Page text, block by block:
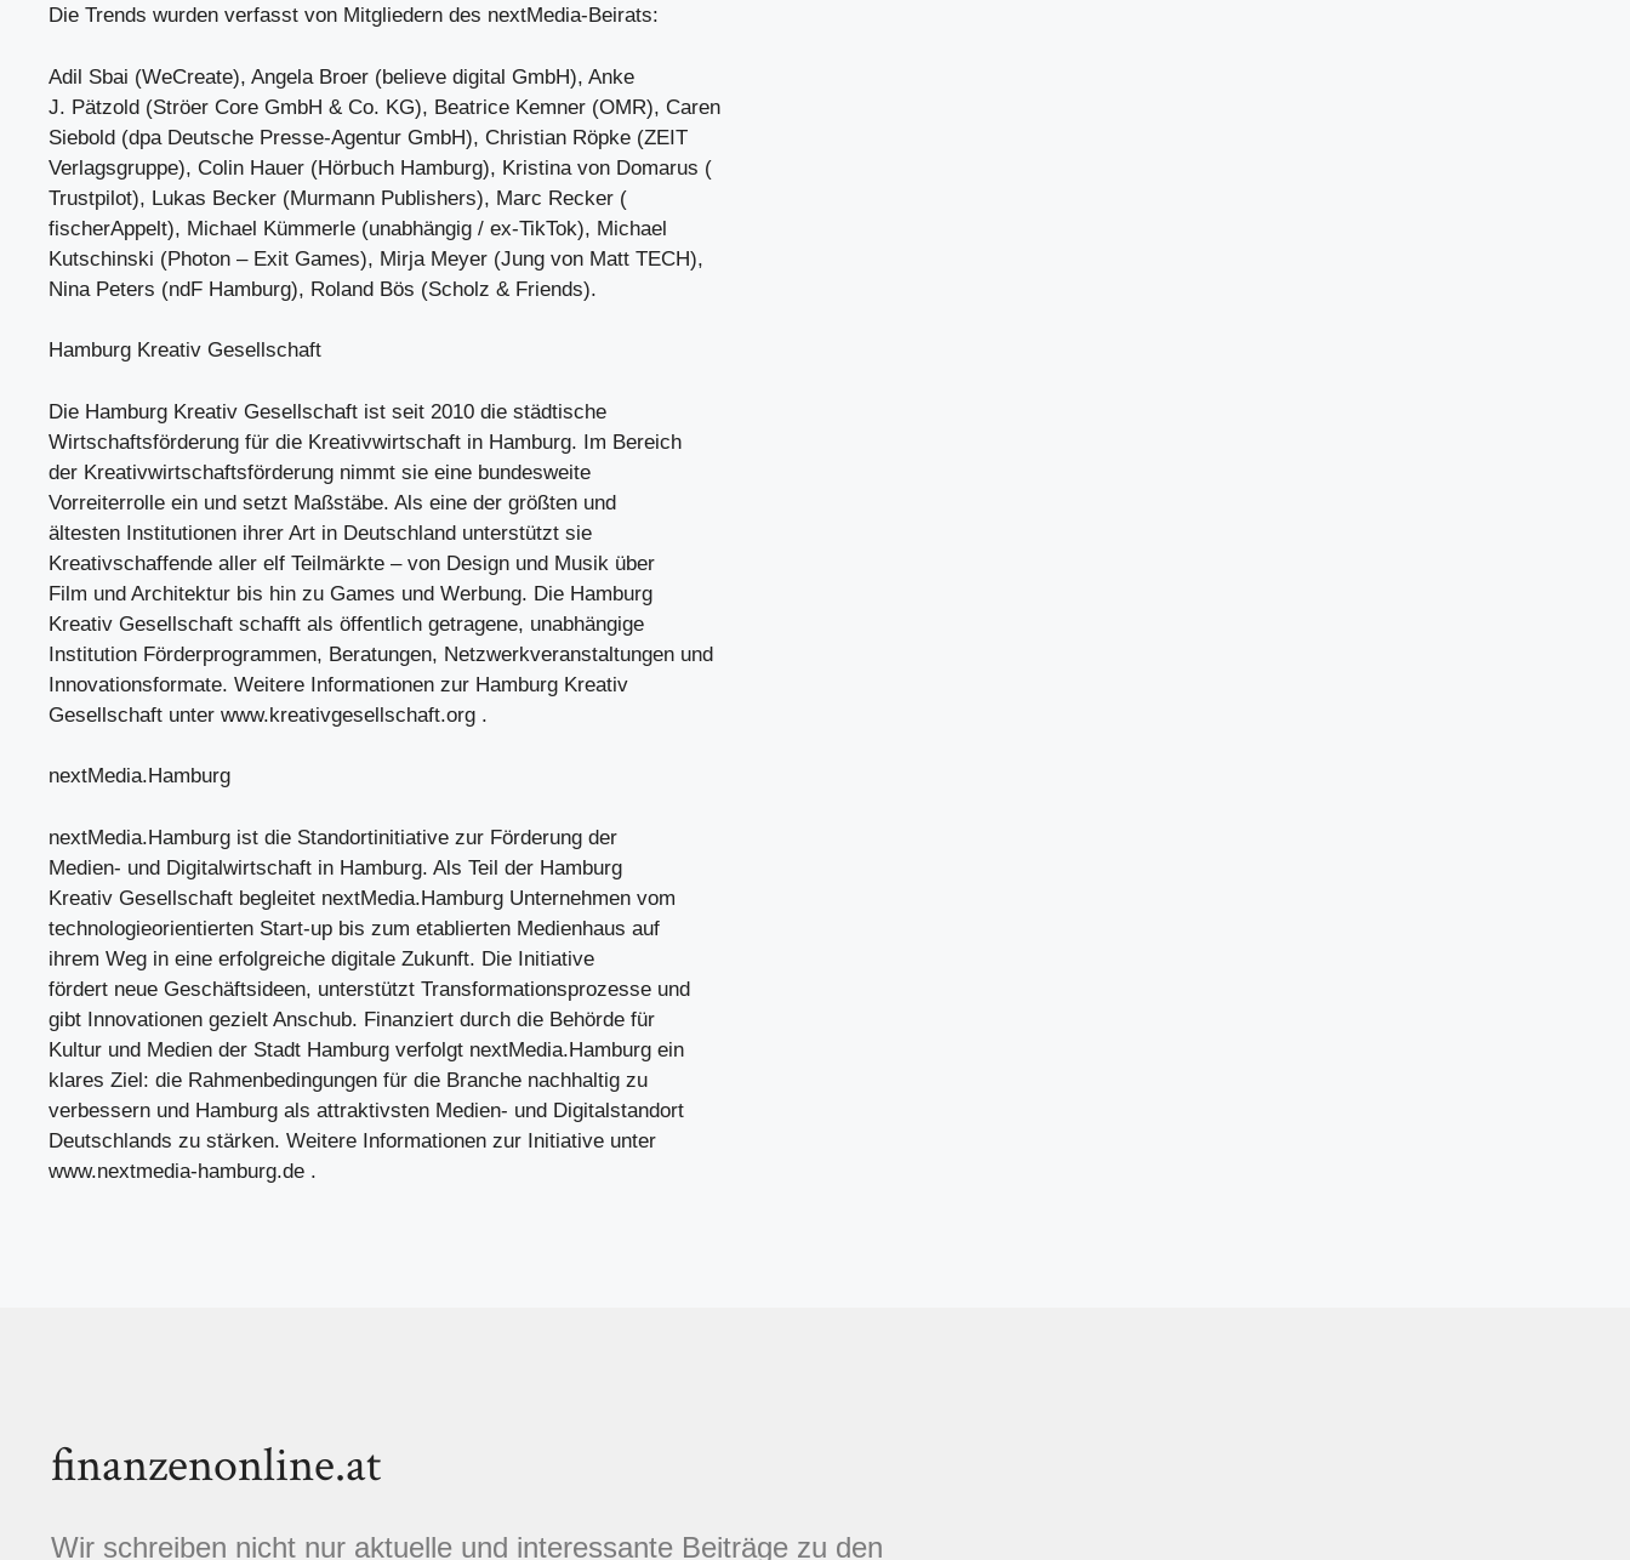
Die Trends wurden verfasst von Mitgliedern des nextMedia-Beirats:
Adil Sbai (WeCreate), Angela Broer (believe digital GmbH), Anke
J. Pätzold (Ströer Core GmbH & Co. KG), Beatrice Kemner (OMR), Caren
Siebold (dpa Deutsche Presse-Agentur GmbH), Christian Röpke (ZEIT
Verlagsgruppe), Colin Hauer (Hörbuch Hamburg), Kristina von Domarus (
Trustpilot), Lukas Becker (Murmann Publishers), Marc Recker (
fischerAppelt), Michael Kümmerle (unabhängig / ex-TikTok), Michael
Kutschinski (Photon – Exit Games), Mirja Meyer (Jung von Matt TECH),
Nina Peters (ndF Hamburg), Roland Bös (Scholz & Friends).
Hamburg Kreativ Gesellschaft
Die Hamburg Kreativ Gesellschaft ist seit 2010 die städtische
Wirtschaftsförderung für die Kreativwirtschaft in Hamburg. Im Bereich
der Kreativwirtschaftsförderung nimmt sie eine bundesweite
Vorreiterrolle ein und setzt Maßstäbe. Als eine der größten und
ältesten Institutionen ihrer Art in Deutschland unterstützt sie
Kreativschaffende aller elf Teilmärkte – von Design und Musik über
Film und Architektur bis hin zu Games und Werbung. Die Hamburg
Kreativ Gesellschaft schafft als öffentlich getragene, unabhängige
Institution Förderprogrammen, Beratungen, Netzwerkveranstaltungen und
Innovationsformate. Weitere Informationen zur Hamburg Kreativ
Gesellschaft unter www.kreativgesellschaft.org .
nextMedia.Hamburg
nextMedia.Hamburg ist die Standortinitiative zur Förderung der
Medien- und Digitalwirtschaft in Hamburg. Als Teil der Hamburg
Kreativ Gesellschaft begleitet nextMedia.Hamburg Unternehmen vom
technologieorientierten Start-up bis zum etablierten Medienhaus auf
ihrem Weg in eine erfolgreiche digitale Zukunft. Die Initiative
fördert neue Geschäftsideen, unterstützt Transformationsprozesse und
gibt Innovationen gezielt Anschub. Finanziert durch die Behörde für
Kultur und Medien der Stadt Hamburg verfolgt nextMedia.Hamburg ein
klares Ziel: die Rahmenbedingungen für die Branche nachhaltig zu
verbessern und Hamburg als attraktivsten Medien- und Digitalstandort
Deutschlands zu stärken. Weitere Informationen zur Initiative unter
www.nextmedia-hamburg.de .
finanzenonline.at
Wir schreiben nicht nur aktuelle und interessante Beiträge zu den